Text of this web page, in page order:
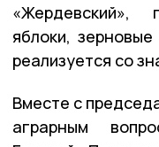
яблоки,
реализуется со
Вместе с
аграрным